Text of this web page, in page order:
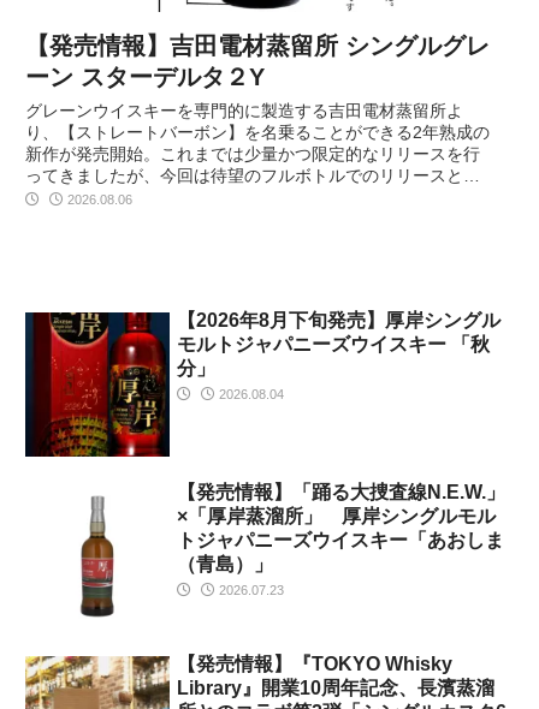
【発売情報】吉田電材蒸留所 シングルグレ
ーン スターデルタ２Y
グレーンウイスキーを専門的に製造する吉田電材蒸留所よ
り、【ストレートバーボン】を名乗ることができる2年熟成の
新作が発売開始。これまでは少量かつ限定的なリリースを行
ってきましたが、今回は待望のフルボトルでのリリースとな
ります。新樽熟成で正にバーボンともいえる造り。どのよう
2026.08.06
【2026年8月下旬発売】厚岸シングル
モルトジャパニーズウイスキー 「秋
分」
2026.08.04
【発売情報】「踊る大捜査線N.E.W.」
×「厚岸蒸溜所」 厚岸シングルモル
トジャパニーズウイスキー「あおしま
（青島）」
2026.07.23
【発売情報】『TOKYO Whisky
Library』開業10周年記念、長濱蒸溜